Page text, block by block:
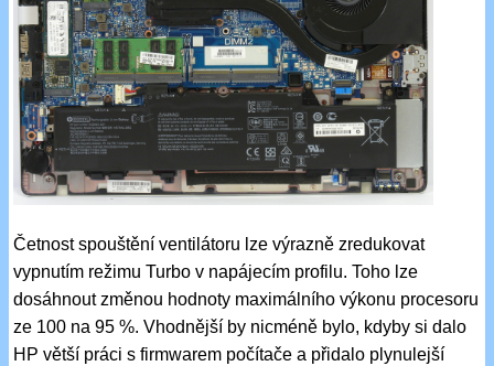
Četnost spouštění ventilátoru lze výrazně zredukovat
vypnutím režimu Turbo v napájecím profilu. Toho lze
dosáhnout změnou hodnoty maximálního výkonu procesoru
ze 100 na 95 %. Vhodnější by nicméně bylo, kdyby si dalo
HP větší práci s firmwarem počítače a přidalo plynulejší